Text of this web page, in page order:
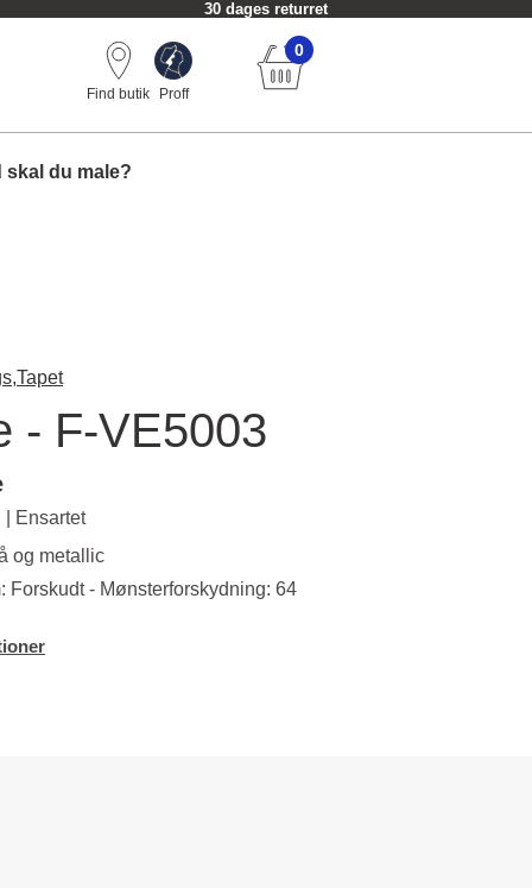
30 dages returret
Find butik Proff
0
skal du male?
Tapet
- F-VE5003
| Ensartet
og metallic
Forskudt - Mønsterforskydning: 64